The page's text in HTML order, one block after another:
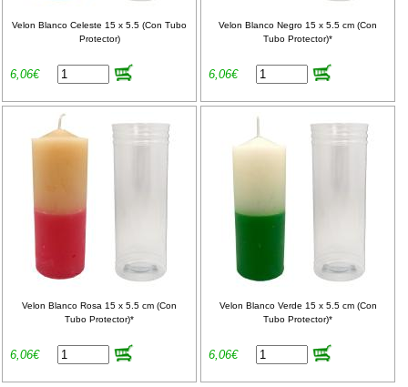
Velon Blanco Celeste 15 x 5.5 (Con Tubo
Protector)
6,06€
Velon Blanco Negro 15 x 5.5 cm (Con
Tubo Protector)*
6,06€
Velon Blanco Rosa 15 x 5.5 cm (Con
Tubo Protector)*
6,06€
Velon Blanco Verde 15 x 5.5 cm (Con
Tubo Protector)*
6,06€